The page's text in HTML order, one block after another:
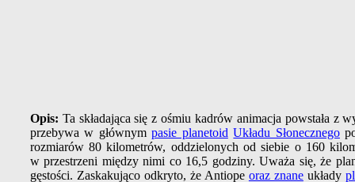
Opis: Ta składająca się z ośmiu kadrów animacja powstała z
przebywa w głównympasie planetoid Układu Słonecznego
rozmiarów 80 kilometrów, oddzielonych od siebie o 160
w przestrzeni między nimi co 16,5 godziny. Uważa się, że
gęstości. Zaskakująco odkryto, że Antiope oraz znaneukłady